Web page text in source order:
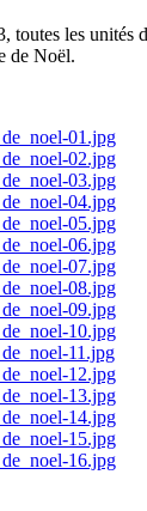
toutes les unités
de Noël.